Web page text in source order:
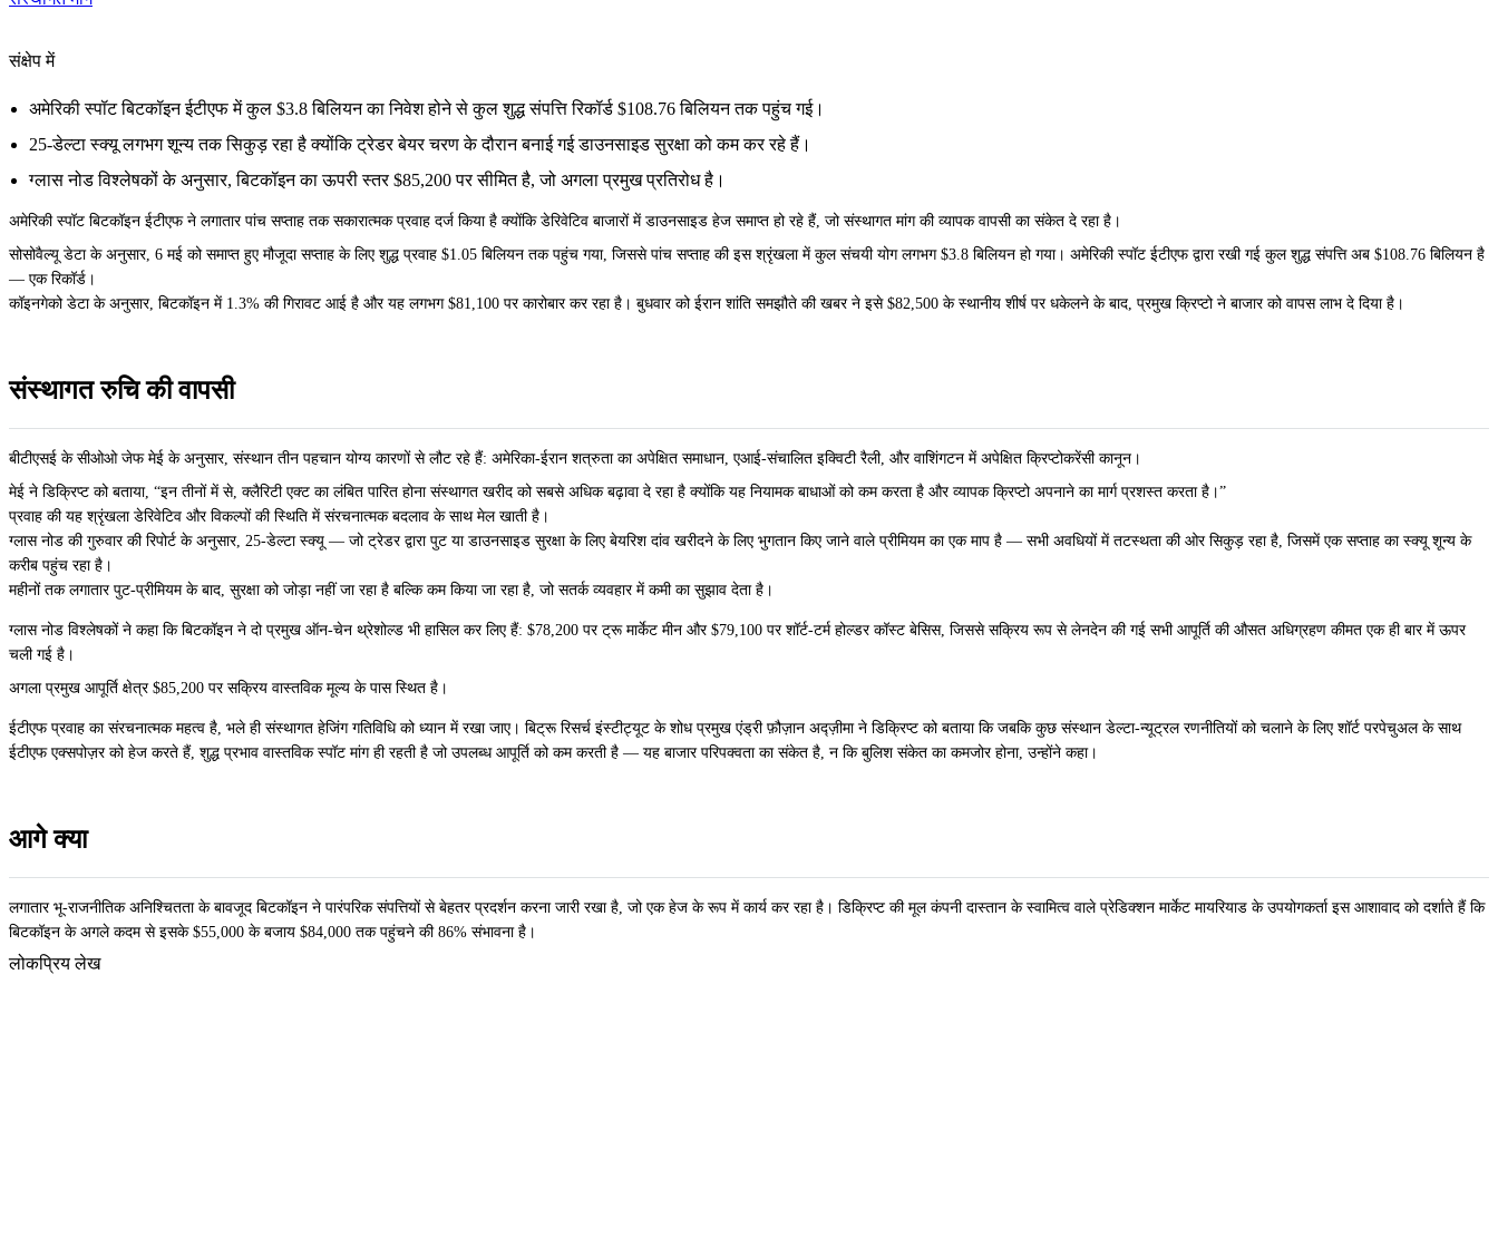
संक्षेप में
अमेरिकी स्पॉट बिटकॉइन ईटीएफ में कुल $3.8 बिलियन का निवेश होने से कुल शुद्ध संपत्ति रिकॉर्ड $108.76 बिलियन तक पहुंच गई।
25-डेल्टा स्क्यू लगभग शून्य तक सिकुड़ रहा है क्योंकि ट्रेडर बेयर चरण के दौरान बनाई गई डाउनसाइड सुरक्षा को कम कर रहे हैं।
ग्लास नोड विश्लेषकों के अनुसार, बिटकॉइन का ऊपरी स्तर $85,200 पर सीमित है, जो अगला प्रमुख प्रतिरोध है।
अमेरिकी स्पॉट बिटकॉइन ईटीएफ ने लगातार पांच सप्ताह तक सकारात्मक प्रवाह दर्ज किया है क्योंकि डेरिवेटिव बाजारों में डाउनसाइड हेज समाप्त हो रहे हैं, जो संस्थागत मांग की व्यापक वापसी का संकेत दे रहा है।
सोसोवैल्यू डेटा के अनुसार, 6 मई को समाप्त हुए मौजूदा सप्ताह के लिए शुद्ध प्रवाह $1.05 बिलियन तक पहुंच गया, जिससे पांच सप्ताह की इस श्रृंखला में कुल संचयी योग लगभग $3.8 बिलियन हो गया। अमेरिकी स्पॉट ईटीएफ द्वारा रखी गई कुल शुद्ध संपत्ति अब $108.76 बिलियन है
— एक रिकॉर्ड।
कॉइनगेको डेटा के अनुसार, बिटकॉइन में 1.3% की गिरावट आई है और यह लगभग $81,100 पर कारोबार कर रहा है। बुधवार को ईरान शांति समझौते की खबर ने इसे $82,500 के स्थानीय शीर्ष पर धकेलने के बाद, प्रमुख क्रिप्टो ने बाजार को वापस लाभ दे दिया है।
संस्थागत रुचि की वापसी
बीटीएसई के सीओओ जेफ मेई के अनुसार, संस्थान तीन पहचान योग्य कारणों से लौट रहे हैं: अमेरिका-ईरान शत्रुता का अपेक्षित समाधान, एआई-संचालित इक्विटी रैली, और वाशिंगटन में अपेक्षित क्रिप्टोकरेंसी कानून।
मेई ने डिक्रिप्ट को बताया, “इन तीनों में से, क्लैरिटी एक्ट का लंबित पारित होना संस्थागत खरीद को सबसे अधिक बढ़ावा दे रहा है क्योंकि यह नियामक बाधाओं को कम करता है और व्यापक क्रिप्टो अपनाने का मार्ग प्रशस्त करता है।”
प्रवाह की यह श्रृंखला डेरिवेटिव और विकल्पों की स्थिति में संरचनात्मक बदलाव के साथ मेल खाती है।
ग्लास नोड की गुरुवार की रिपोर्ट के अनुसार, 25-डेल्टा स्क्यू — जो ट्रेडर द्वारा पुट या डाउनसाइड सुरक्षा के लिए बेयरिश दांव खरीदने के लिए भुगतान किए जाने वाले प्रीमियम का एक माप है — सभी अवधियों में तटस्थता की ओर सिकुड़ रहा है, जिसमें एक सप्ताह का स्क्यू शून्य के
करीब पहुंच रहा है।
महीनों तक लगातार पुट-प्रीमियम के बाद, सुरक्षा को जोड़ा नहीं जा रहा है बल्कि कम किया जा रहा है, जो सतर्क व्यवहार में कमी का सुझाव देता है।
ग्लास नोड विश्लेषकों ने कहा कि बिटकॉइन ने दो प्रमुख ऑन-चेन थ्रेशोल्ड भी हासिल कर लिए हैं: $78,200 पर ट्रू मार्केट मीन और $79,100 पर शॉर्ट-टर्म होल्डर कॉस्ट बेसिस, जिससे सक्रिय रूप से लेनदेन की गई सभी आपूर्ति की औसत अधिग्रहण कीमत एक ही बार में ऊपर
चली गई है।
अगला प्रमुख आपूर्ति क्षेत्र $85,200 पर सक्रिय वास्तविक मूल्य के पास स्थित है।
ईटीएफ प्रवाह का संरचनात्मक महत्व है, भले ही संस्थागत हेजिंग गतिविधि को ध्यान में रखा जाए। बिट्रू रिसर्च इंस्टीट्यूट के शोध प्रमुख एंड्री फ़ौज़ान अद्ज़ीमा ने डिक्रिप्ट को बताया कि जबकि कुछ संस्थान डेल्टा-न्यूट्रल रणनीतियों को चलाने के लिए शॉर्ट परपेचुअल के साथ
ईटीएफ एक्सपोज़र को हेज करते हैं, शुद्ध प्रभाव वास्तविक स्पॉट मांग ही रहती है जो उपलब्ध आपूर्ति को कम करती है — यह बाजार परिपक्वता का संकेत है, न कि बुलिश संकेत का कमजोर होना, उन्होंने कहा।
आगे क्या
लगातार भू-राजनीतिक अनिश्चितता के बावजूद बिटकॉइन ने पारंपरिक संपत्तियों से बेहतर प्रदर्शन करना जारी रखा है, जो एक हेज के रूप में कार्य कर रहा है। डिक्रिप्ट की मूल कंपनी दास्तान के स्वामित्व वाले प्रेडिक्शन मार्केट मायरियाड के उपयोगकर्ता इस आशावाद को दर्शाते हैं कि
बिटकॉइन के अगले कदम से इसके $55,000 के बजाय $84,000 तक पहुंचने की 86% संभावना है।
लोकप्रिय लेख